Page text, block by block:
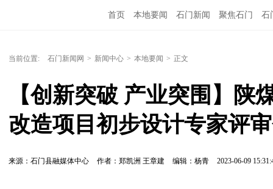
首页 本地要闻 石门新闻 聚焦石门 石
当前位置: 石门新闻网 > 新闻中心 > 本地要闻 > 正文
【创新突破 产业突围】陕
改造项目初步设计专家评
来源：石门县融媒体中心 作者：郑凯洲 王章建 编辑：杨青 2023-06-09